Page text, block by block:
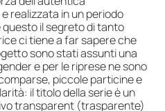
realizzata in un periodo
il segreto di tanto
ci tiene a far sapere che
sono stati assunti una
e per le riprese ne sono
piccole particine e
il titolo della serie è un
transparent (trasparente)